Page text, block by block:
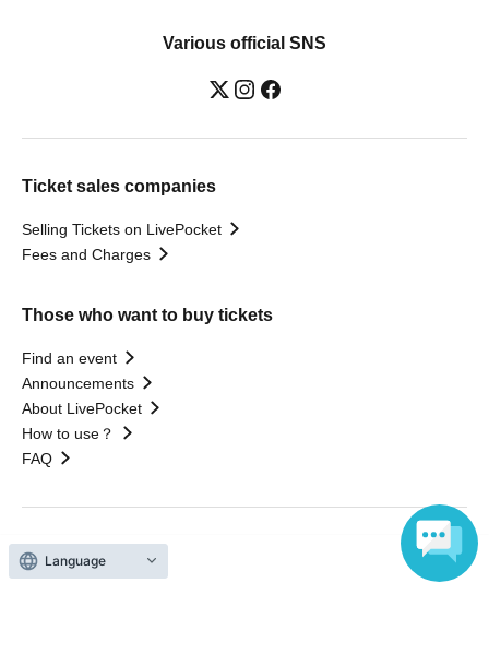
Various official SNS
Ticket sales companies
Selling Tickets on LivePocket
Fees and Charges
Those who want to buy tickets
Find an event
Announcements
About LivePocket
How to use？
FAQ
Web Accessibility Initiatives
Statement regarding the Act on Specified Commercial
Language